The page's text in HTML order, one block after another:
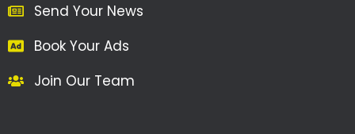
Send Your News
Book Your Ads
Join Our Team